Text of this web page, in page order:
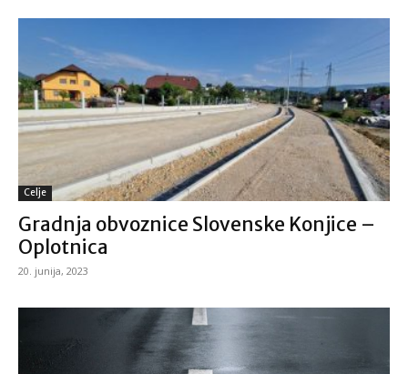
Celje
Gradnja obvoznice Slovenske Konjice –
Oplotnica
20. junija, 2023